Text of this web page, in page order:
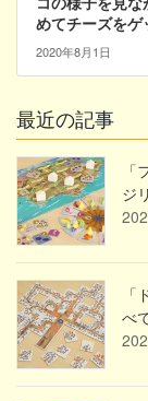
めてチーズを
2020年8月1日
最近の記事
ジ
べ